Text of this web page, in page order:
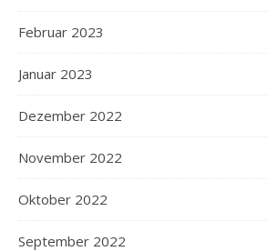
Februar 2023
Januar 2023
Dezember 2022
November 2022
Oktober 2022
September 2022